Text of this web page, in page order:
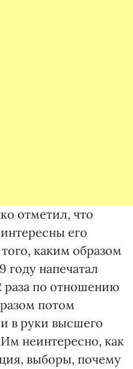
отметил, что
его
каким образом
напечатал
раза по отношению
потом
в руки высшего
неинтересно, как
выборы, почему